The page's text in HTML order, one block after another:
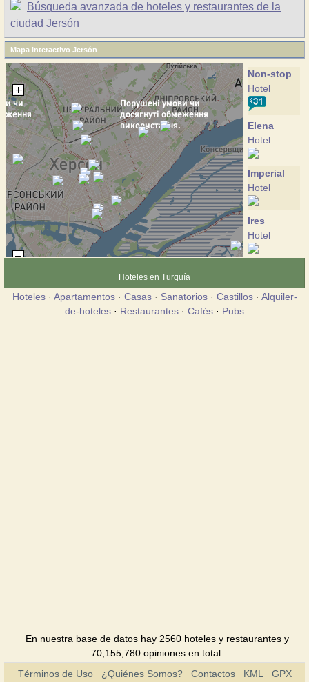
Búsqueda avanzada de hoteles y restaurantes de la
ciudad Jersón
Mapa interactivo Jersón
Non-stop
Hotel
Elena
Hotel
Imperial
Hotel
Ires
Hotel
Hotel
Meridian
Hoteles en Turquía
Hoteles· Apartamentos· Casas· Sanatorios· Castillos· Alquiler-
de-hoteles · Restaurantes · Cafés · Pubs
En nuestra base de datos hay 2560 hoteles y restaurantes y
70,155,780 opiniones en total.
Términos de Uso
¿Quiénes Somos? Contactos KML GPX